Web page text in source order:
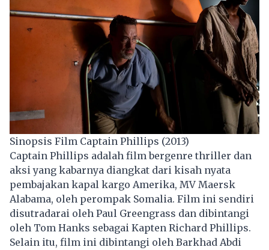
Sinopsis Film Captain Phillips (2013)
Captain Phillips adalah film bergenre thriller dan
aksi yang kabarnya diangkat dari kisah nyata
pembajakan kapal kargo Amerika, MV Maersk
Alabama, oleh perompak Somalia. Film ini sendiri
disutradarai oleh Paul Greengrass dan dibintangi
oleh Tom Hanks sebagai Kapten Richard Phillips.
Selain itu, film ini dibintangi oleh Barkhad Abdi